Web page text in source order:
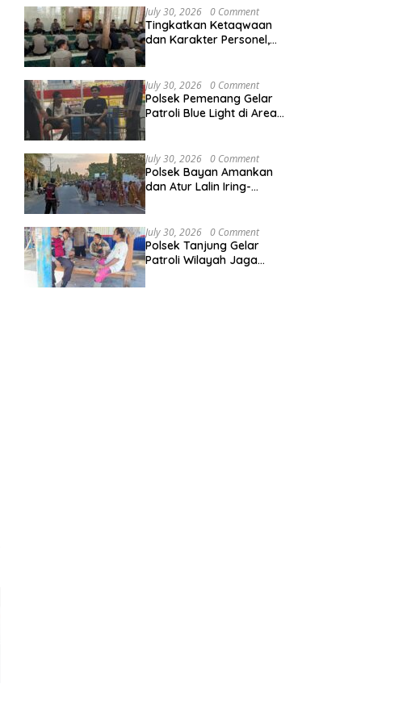
July 30, 2026 0 Comment
Tingkatkan Ketaqwaan
dan Karakter Personel,
July 30, 2026 0 Comment
Polsek Pemenang Gelar
Patroli Blue Light di Area
July 30, 2026 0 Comment
Polsek Bayan Amankan
dan Atur Lalin Iring-
July 30, 2026 0 Comment
Polsek Tanjung Gelar
Patroli Wilayah Jaga